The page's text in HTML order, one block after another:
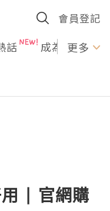
會員登記
話 成為U更多
| 官網購